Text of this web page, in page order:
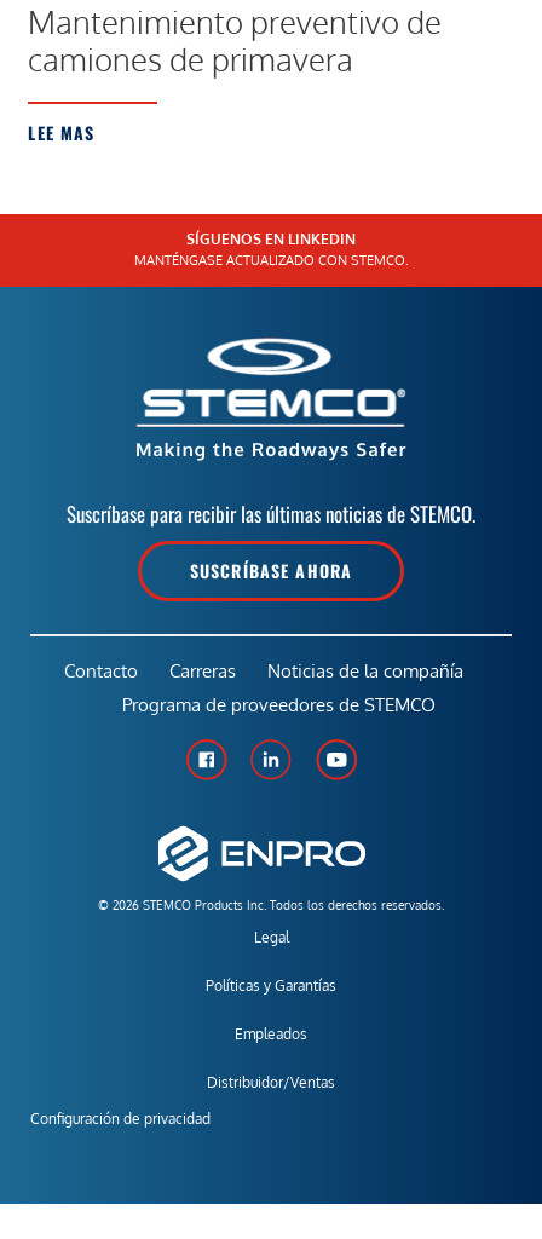
Mantenimiento preventivo de
camiones de primavera
LEE MAS
SÍGUENOS EN LINKEDIN
MANTÉNGASE ACTUALIZADO CON STEMCO.
Suscríbase para recibir las últimas noticias de STEMCO.
SUSCRÍBASE AHORA
© 2026 STEMCO Products Inc. Todos los derechos reservados.
Legal
Políticas y Garantías
Empleados
Distribuidor/Ventas
Configuración de privacidad
Contacto Carreras
Noticias de la compañía
Programa de proveedores de STEMCO